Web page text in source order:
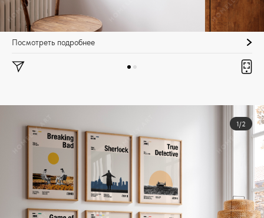
Посмотреть подробнее
1/2